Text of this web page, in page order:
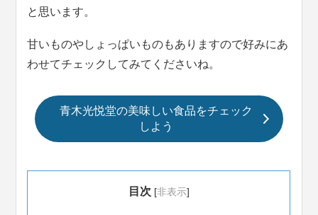
と思います。
甘いものやしょっぱいものもありますので好みにあ
わせてチェックしてみてくださいね。
青木光悦堂の美味しい食品をチェック
しよう
目次 [非表示]